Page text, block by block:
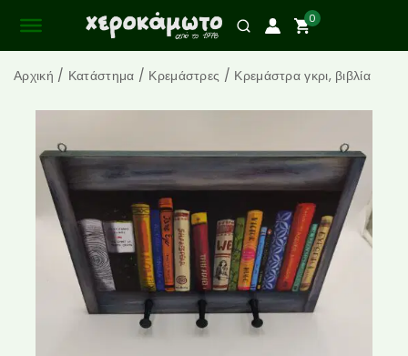
0
Αρχική / Κατάστημα / Κρεμάστρες / Κρεμάστρα γκρι, βιβλία